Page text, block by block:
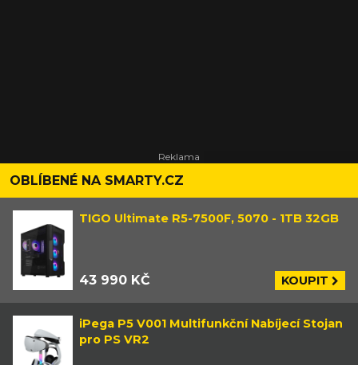
OBLÍBENÉ NA SMARTY.CZ
TIGO Ultimate R5-7500F, 5070 - 1TB 32GB
43 990 KČ KOUPIT
iPega P5 V001 Multifunkční Nabíjecí Stojan
pro PS VR2